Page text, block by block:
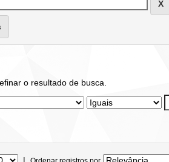
o resultado de busca.
|